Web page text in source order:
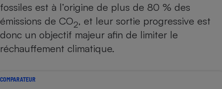
fossiles est à l’origine de plus de 80 % des
émissions de CO2, et leur sortie progressive est
donc un objectif majeur afin de limiter le
réchauffement climatique.
COMPARATEUR
Climatiseur -
Antivirus